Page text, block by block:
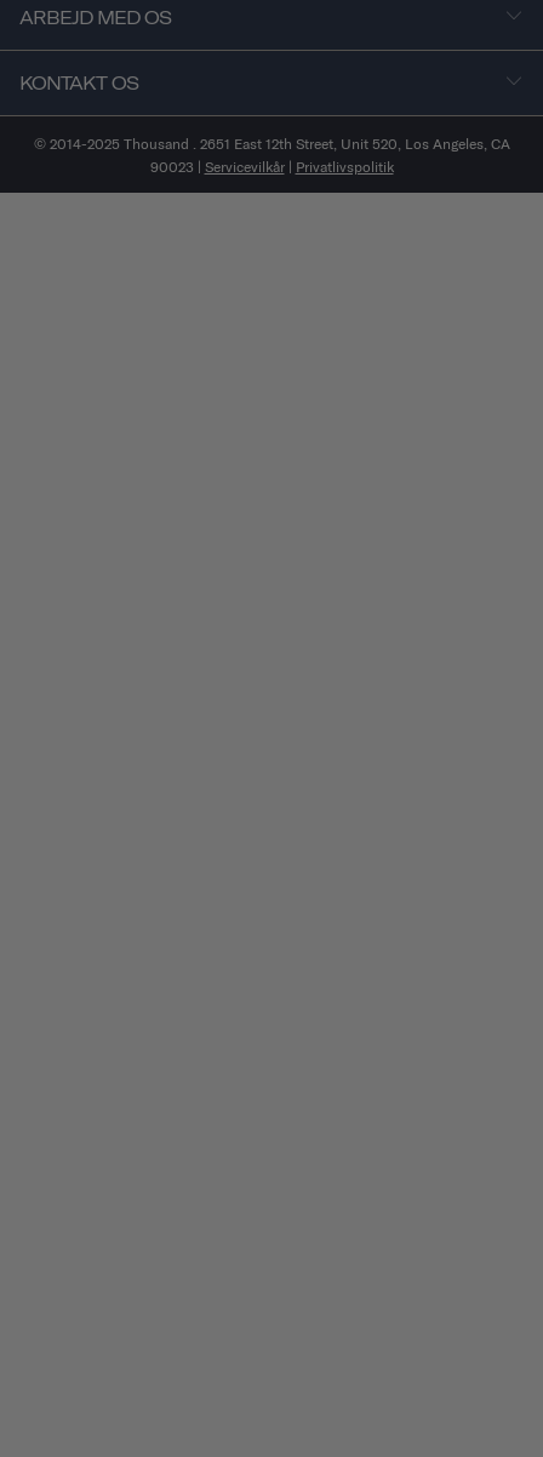
ARBEJD MED OS
KONTAKT OS
© 2014-2025 Thousand . 2651 East 12th Street, Unit 520, Los Angeles, CA
90023 | Servicevilkår| Privatlivspolitik